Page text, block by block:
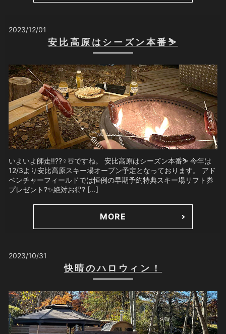
2023/12/01
安比高原はシーズン本番⛷️
いよいよ師走‼️??‍♀️☃️ですね。 安比高原はシーズン本番⛷️ 今年は
12/3より安比高原スキー場オープン予定となっております。 アド
ベンチャーフィールドでは恒例の早期予約特典スキー場リフト券
プレゼント?✨絶対お得? […]
MORE
2023/10/31
快晴のハロウィン！